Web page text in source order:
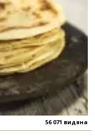
56 071 видяна